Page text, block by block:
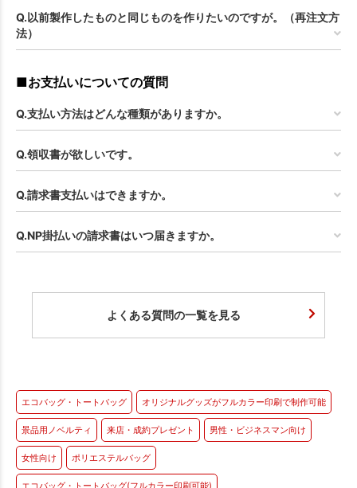
Q.以前製作したものと同じものを作りたいのですが。（再注文方
法）
■お支払いについての質問
Q.支払い方法はどんな種類がありますか。
Q.領収書が欲しいです。
Q.請求書支払いはできますか。
Q.NP掛払いの請求書はいつ届きますか。
よくある質問の一覧を見る
エコバッグ・トートバッグ オリジナルグッズがフルカラー印刷で制作可能
景品用ノベルティ 来店・成約プレゼント 男性・ビジネスマン向け
女性向け ポリエステルバッグ
エコバッグ・トートバッグ(フルカラー印刷可能)